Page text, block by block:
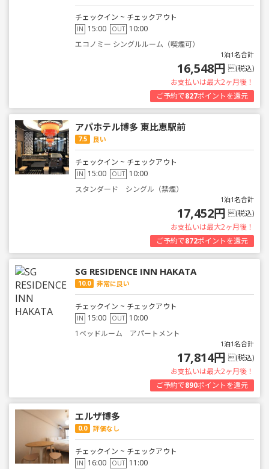
チェックイン ~ チェックアウト
IN 15:00 OUT 10:00
エコノミー シングルルーム（喫煙可）
1泊1名合計
16,548円 (税込)
お支払いは最大2ヶ月後！
ご予約で827ポイントを還元
アパホテル博多 東比恵駅前
7.5 良い
チェックイン ~ チェックアウト
IN 15:00 OUT 10:00
スタンダード シングル（禁煙）
1泊1名合計
17,452円 (税込)
お支払いは最大2ヶ月後！
ご予約で872ポイントを還元
SG RESIDENCE INN HAKATA
10.0 非常に良い
チェックイン ~ チェックアウト
IN 15:00 OUT 10:00
1ベッドルーム アパートメント
1泊1名合計
17,814円 (税込)
お支払いは最大2ヶ月後！
ご予約で890ポイントを還元
エルザ博多
0.0 評価なし
チェックイン ~ チェックアウト
IN 16:00 OUT 11:00